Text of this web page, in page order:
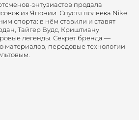
энтузиастов продала
из Японии. Спустя полвека Nike
спорта: в нём ставили и ставят
Тайгер Вудс, Криштиану
легенды. Секрет бренда —
материалов, передовые технологии